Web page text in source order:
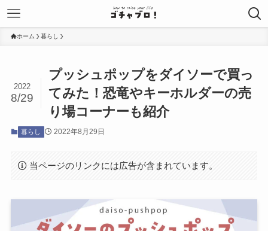
ホーム 暮らし
プッシュポップをダイソーで買っ
てみた！恐竜やキーホルダーの売
り場コーナーも紹介
2022
8/29
暮らし 2022年8月29日
当ページのリンクには広告が含まれています。